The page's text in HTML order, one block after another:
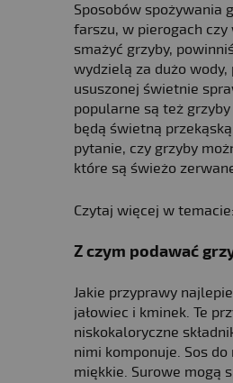
Sposobów spożywania
farszu, w pierogach czy
smażyć grzyby,
wydzielą za dużo
ususzonej świetnie
popularne są też
będą świetną
pytanie, czy grzyby
które są świeżo
Czytaj więcej w temacie:
Z czym podawać
Jakie przyprawy
jałowiec i kminek. Te
niskokaloryczne
nimi komponuje. Sos
miękkie. Surowe mogą